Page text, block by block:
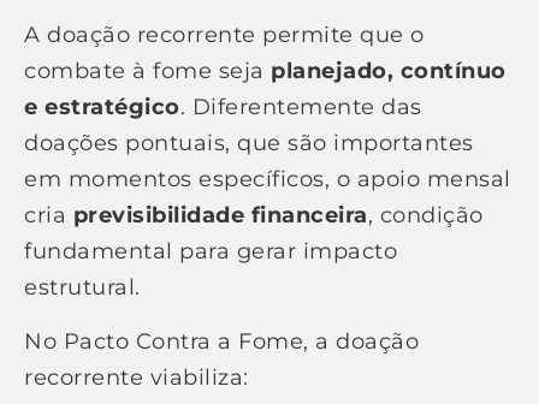
A doação recorrente permite que o
combate à fome seja planejado, contínuo
e estratégico. Diferentemente das
doações pontuais, que são importantes
em momentos específicos, o apoio mensal
cria previsibilidade financeira, condição
fundamental para gerar impacto
estrutural.
No Pacto Contra a Fome, a doação
recorrente viabiliza: